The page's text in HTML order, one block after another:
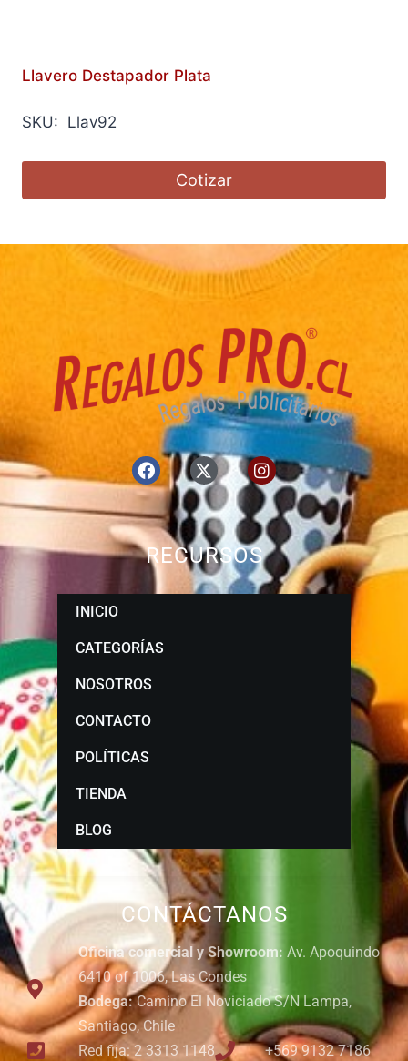
Llavero Destapador Plata
SKU: Llav92
Cotizar
CONTÁCTANOS
Oficina comercial y Showroom: Av. Apoquindo
6410 of 1006, Las Condes
Bodega:Camino El Noviciado S/N Lampa,
Santiago, Chile
Red fija: 2 3313 1148
+569 9132 7186
RECURSOS
INICIO
CATEGORÍAS
NOSOTROS
CONTACTO
POLÍTICAS
TIENDA
BLOG